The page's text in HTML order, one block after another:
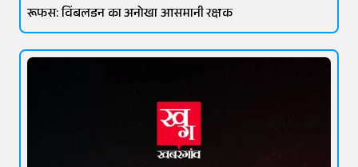
रूफस: विंबलडन का अनोखा आसमानी रक्षक